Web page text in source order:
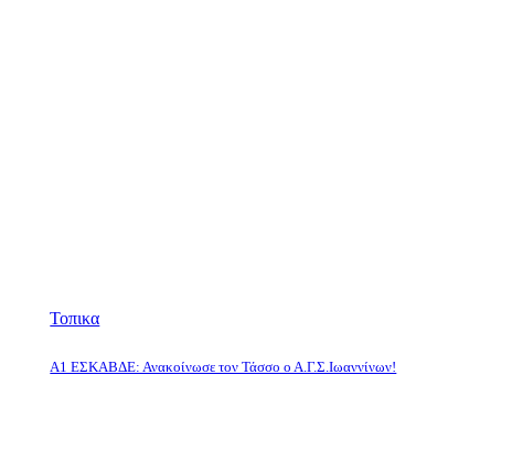
Τοπικα
Α1 ΕΣΚΑΒΔΕ: Ανακοίνωσε τον Τάσσο ο Α.Γ.Σ.Ιωαννίνων!